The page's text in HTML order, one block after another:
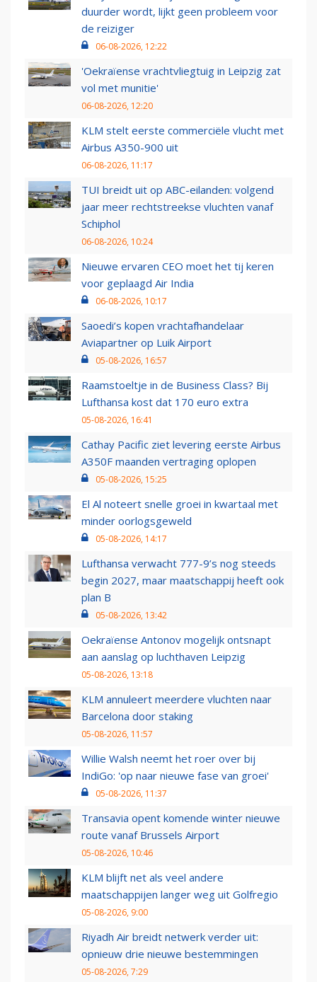
duurder wordt, lijkt geen probleem voor
de reiziger
06-08-2026, 12:22
'Oekraïense vrachtvliegtuig in Leipzig zat
vol met munitie'
06-08-2026, 12:20
KLM stelt eerste commerciële vlucht met
Airbus A350-900 uit
06-08-2026, 11:17
TUI breidt uit op ABC-eilanden: volgend
jaar meer rechtstreekse vluchten vanaf
Schiphol
06-08-2026, 10:24
Nieuwe ervaren CEO moet het tij keren
voor geplaagd Air India
06-08-2026, 10:17
Saoedi’s kopen vrachtafhandelaar
Aviapartner op Luik Airport
05-08-2026, 16:57
Raamstoeltje in de Business Class? Bij
Lufthansa kost dat 170 euro extra
05-08-2026, 16:41
Cathay Pacific ziet levering eerste Airbus
A350F maanden vertraging oplopen
05-08-2026, 15:25
El Al noteert snelle groei in kwartaal met
minder oorlogsgeweld
05-08-2026, 14:17
Lufthansa verwacht 777-9’s nog steeds
begin 2027, maar maatschappij heeft ook
plan B
05-08-2026, 13:42
Oekraïense Antonov mogelijk ontsnapt
aan aanslag op luchthaven Leipzig
05-08-2026, 13:18
KLM annuleert meerdere vluchten naar
Barcelona door staking
05-08-2026, 11:57
Willie Walsh neemt het roer over bij
IndiGo: 'op naar nieuwe fase van groei'
05-08-2026, 11:37
Transavia opent komende winter nieuwe
route vanaf Brussels Airport
05-08-2026, 10:46
KLM blijft net als veel andere
maatschappijen langer weg uit Golfregio
05-08-2026, 9:00
Riyadh Air breidt netwerk verder uit:
opnieuw drie nieuwe bestemmingen
05-08-2026, 7:29